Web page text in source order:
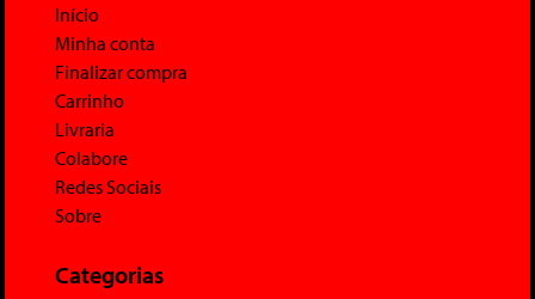
Início
Minha conta
Finalizar compra
Carrinho
Livraria
Colabore
Redes Sociais
Sobre
Categorias